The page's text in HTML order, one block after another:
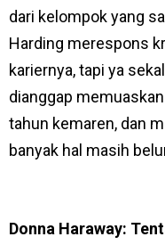
dari kelompok yang
Harding merespons
kariernya, tapi ya
dianggap
tahun kemaren, dan
banyak hal masih
Donna Haraway: